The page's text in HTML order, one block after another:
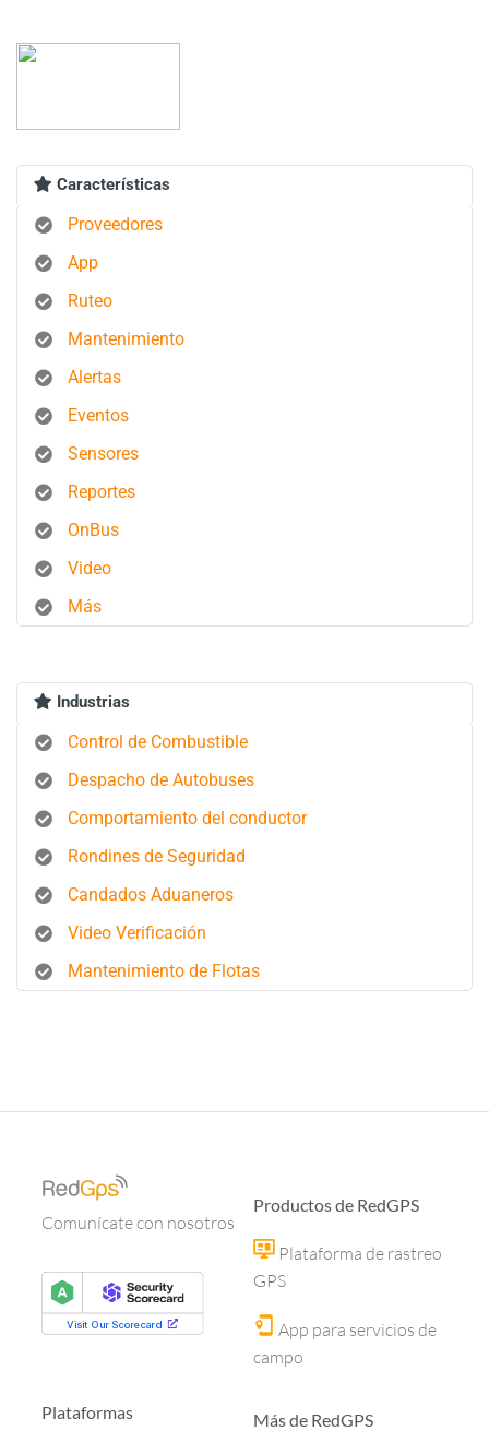
Características
Proveedores
App
Ruteo
Mantenimiento
Alertas
Eventos
Sensores
Reportes
OnBus
Video
Más
Industrias
Control de Combustible
Despacho de Autobuses
Comportamiento del conductor
Rondines de Seguridad
Candados Aduaneros
Video Verificación
Mantenimiento de Flotas
Comunícate con nosotros
Plataformas
Productos de RedGPS
Plataforma de rastreo
GPS
App para servicios de
campo
Más de RedGPS